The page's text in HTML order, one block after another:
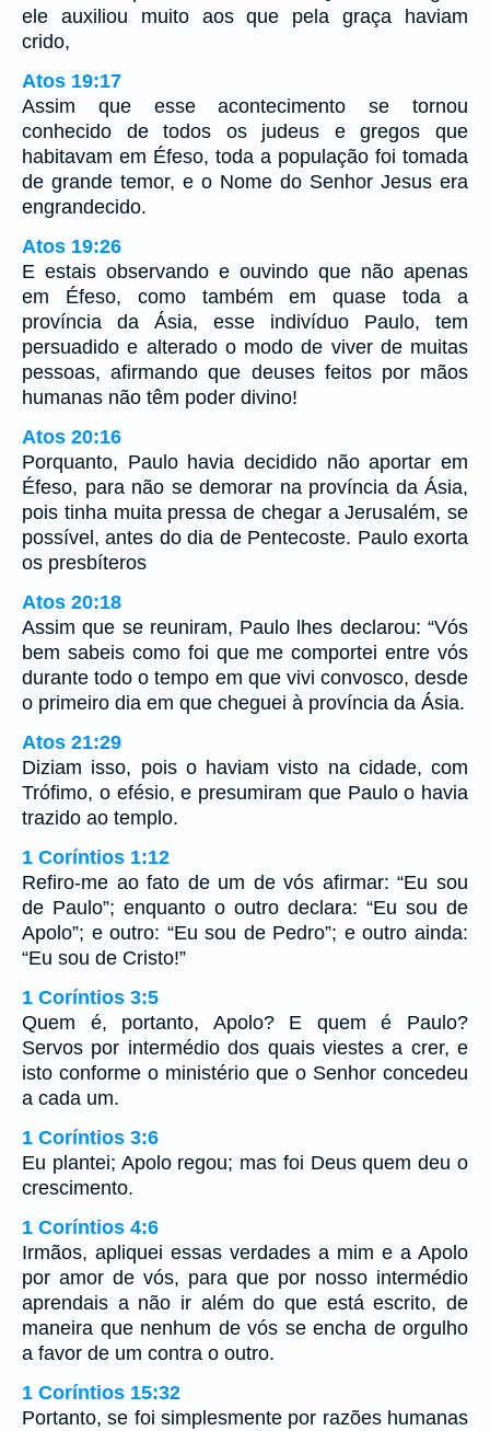
ele auxiliou muito aos que pela graça haviam
crido,
Atos 19:17
Assim que esse acontecimento se tornou
conhecido de todos os judeus e gregos que
habitavam em Éfeso, toda a população foi tomada
de grande temor, e o Nome do Senhor Jesus era
engrandecido.
Atos 19:26
E estais observando e ouvindo que não apenas
em Éfeso, como também em quase toda a
província da Ásia, esse indivíduo Paulo, tem
persuadido e alterado o modo de viver de muitas
pessoas, afirmando que deuses feitos por mãos
humanas não têm poder divino!
Atos 20:16
Porquanto, Paulo havia decidido não aportar em
Éfeso, para não se demorar na província da Ásia,
pois tinha muita pressa de chegar a Jerusalém, se
possível, antes do dia de Pentecoste. Paulo exorta
os presbíteros
Atos 20:18
Assim que se reuniram, Paulo lhes declarou: “Vós
bem sabeis como foi que me comportei entre vós
durante todo o tempo em que vivi convosco, desde
o primeiro dia em que cheguei à província da Ásia.
Atos 21:29
Diziam isso, pois o haviam visto na cidade, com
Trófimo, o efésio, e presumiram que Paulo o havia
trazido ao templo.
1 Coríntios 1:12
Refiro-me ao fato de um de vós afirmar: “Eu sou
de Paulo”; enquanto o outro declara: “Eu sou de
Apolo”; e outro: “Eu sou de Pedro”; e outro ainda:
“Eu sou de Cristo!”
1 Coríntios 3:5
Quem é, portanto, Apolo? E quem é Paulo?
Servos por intermédio dos quais viestes a crer, e
isto conforme o ministério que o Senhor concedeu
a cada um.
1 Coríntios 3:6
Eu plantei; Apolo regou; mas foi Deus quem deu o
crescimento.
1 Coríntios 4:6
Irmãos, apliquei essas verdades a mim e a Apolo
por amor de vós, para que por nosso intermédio
aprendais a não ir além do que está escrito, de
maneira que nenhum de vós se encha de orgulho
a favor de um contra o outro.
1 Coríntios 15:32
Portanto, se foi simplesmente por razões humanas